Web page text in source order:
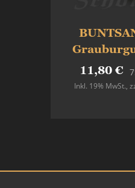
11,80 €
Inkl. 19% MwSt.,